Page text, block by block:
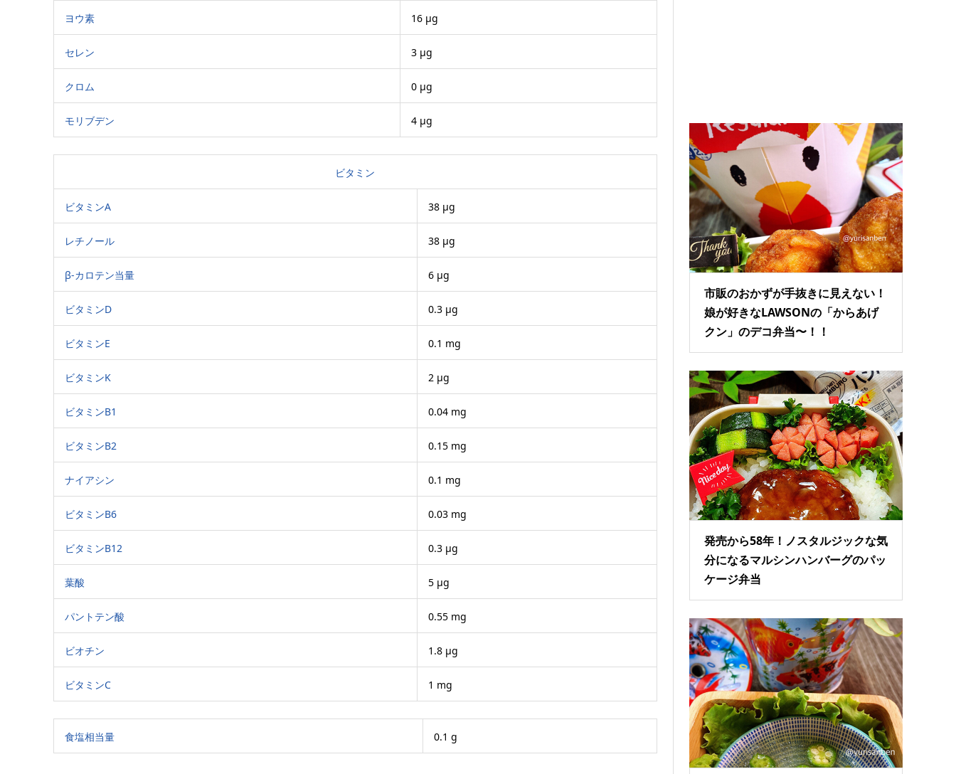
ヨウ素 16 μg
セレン 3 μg
クロム 0 μg
モリブデン 4 μg
ビタミン
ビタミンA 38 μg
レチノール 38 μg
β-カロテン当量 6 μg
ビタミンD 0.3 μg
ビタミンE 0.1 mg
ビタミンK 2 μg
ビタミンB1 0.04 mg
ビタミンB2 0.15 mg
ナイアシン 0.1 mg
ビタミンB6 0.03 mg
ビタミンB12 0.3 μg
葉酸 5 μg
パントテン酸 0.55 mg
ビオチン 1.8 μg
ビタミンC 1 mg
食塩相当量 0.1 g
市販のおかずが手抜きに見えない！
娘が好きなLAWSONの「からあげ
クン」のデコ弁当〜！！
発売から58年！ノスタルジックな気
分になるマルシンハンバーグのパッ
ケージ弁当